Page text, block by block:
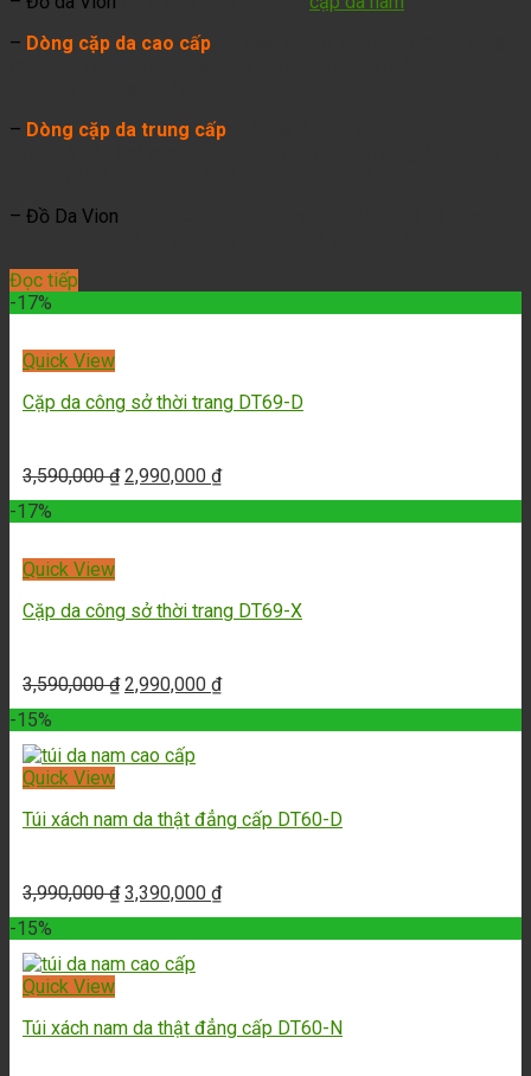
– Dòng cặp da cao cấp
– Dòng cặp da trung cấp
– Đồ Da Vion
Đọc tiếp
-17%
Quick View
Cặp da công sở thời trang DT69-D
3,590,000₫ 2,990,000 ₫
-17%
Quick View
Cặp da công sở thời trang DT69-X
3,590,000₫ 2,990,000 ₫
-15%
Quick View
Túi xách nam da thật đẳng cấp DT60-D
3,990,000₫ 3,390,000 ₫
-15%
Quick View
Túi xách nam da thật đẳng cấp DT60-N